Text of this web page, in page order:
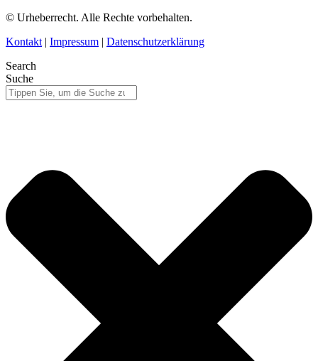
© Urheberrecht. Alle Rechte vorbehalten.
Kontakt | Impressum | Datenschutzerklärung
Search
Suche